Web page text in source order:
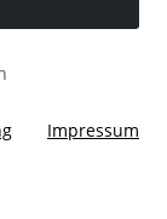
bisherigen Preis
Bastelfans. ©
Impressum